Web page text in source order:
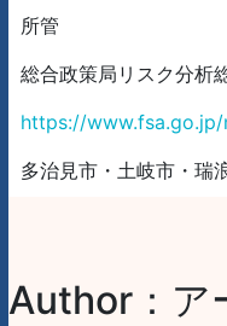
所管
総合政策局リスク分析
https://
多治見市・土岐市・瑞
Author：ア